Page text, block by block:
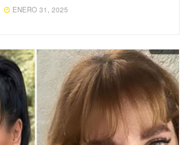
ENERO 31, 2025